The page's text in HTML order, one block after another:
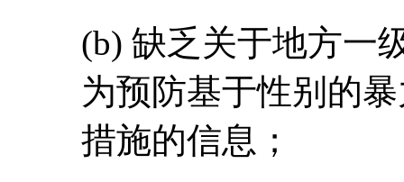
(b) 缺乏关于地方一
为预防基于性别的
措施的信息；